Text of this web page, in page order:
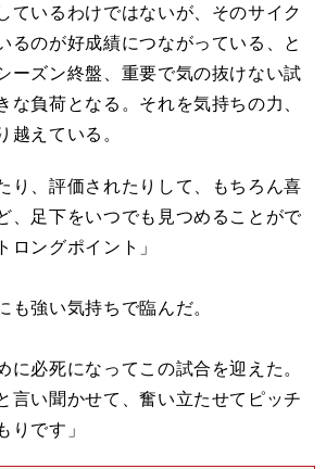
ているわけではないが、そのサイク
るのが好成績につながっている、と
ーズン終盤、重要で気の抜けない試
な負荷となる。それを気持ちの力、
越えている。
り、評価されたりして、もちろん喜
、足下をいつでも見つめることがで
ロングポイント」
強い気持ちで臨んだ。
に必死になってこの試合を迎えた。
言い聞かせて、奮い立たせてピッチ
りです」